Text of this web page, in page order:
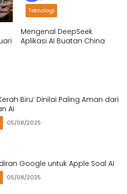
Teknologi
Mengenal DeepSeek
Aplikasi AI Buatan China
Biru’ Dinilai Paling Aman dari
AI
05/08/2025
Google untuk Apple Soal AI
05/08/2025